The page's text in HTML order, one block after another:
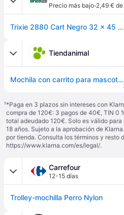
Precio más bajo·2,49 €
Trixie 2880 Cart Negro 32 × 45 × 25 cm
Tiendanimal
Mochila con carrito para mascotas color Negro
¹*Paga en 3 plazos sin intereses con
compra de 120€: 3 pagos de 40€, TIN 0
total adeudado 120€. Solo es válido
18 años. Sujeto a la aprobación de
por tienda. Consulta los términos y resto
https://www.klarna.com/es/legal/.
Carrefour
12-15 días
Trolley-mochilla Perro Nylon